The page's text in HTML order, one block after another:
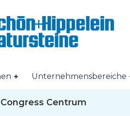
Unternehmensbereiche
Centrum